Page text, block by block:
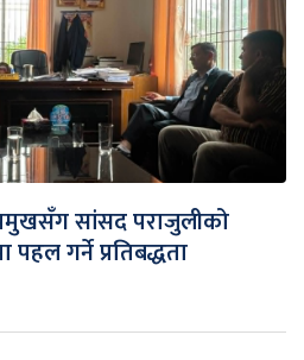
सांसद पराजुलीको
गर्ने प्रतिबद्धता